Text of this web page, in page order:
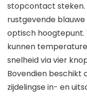
stopcontact steken.
rustgevende
optisch
kunnen
snelheid via vier
Bovendien beschikt
zijdelingse in- en